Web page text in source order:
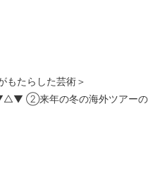
もたらした芸術＞
の冬の海外ツアーの